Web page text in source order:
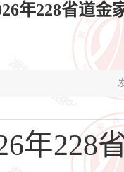
年228省道
年228